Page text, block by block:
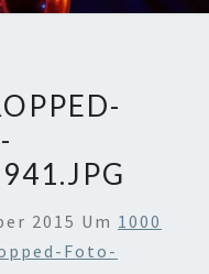
2015 Um 1000
Foto-